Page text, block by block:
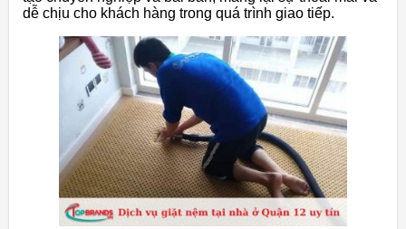
dễ chịu cho khách hàng trong quá trình giao tiếp.